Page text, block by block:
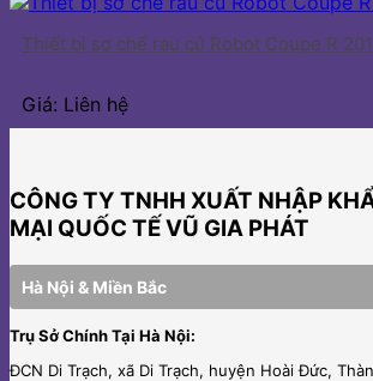
Thiết bị sơ chế rau củ Robot Coupe R
Giá: Liên hệ
CÔNG TY TNHH XUẤT NHẬP
MẠI QUỐC TẾ VŨ GIA PHÁT
Hà Nội & Miền Bắc
Trụ Sở Chính Tại Hà Nội:
ĐCN Di Trạch, xã Di Trạch, huyện Hoài Đức,